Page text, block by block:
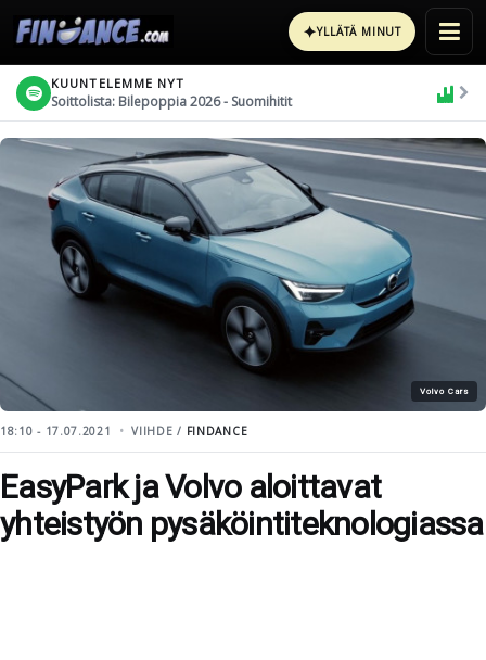
✦YLLÄTÄ MINUT
KUUNTELEMME NYT
Soittolista: Bilepoppia 2026 - Suomihitit
Volvo Cars
18:10 - 17.07.2021 VIIHDE / FINDANCE
EasyPark ja Volvo aloittavat
yhteistyön pysäköintiteknologiassa